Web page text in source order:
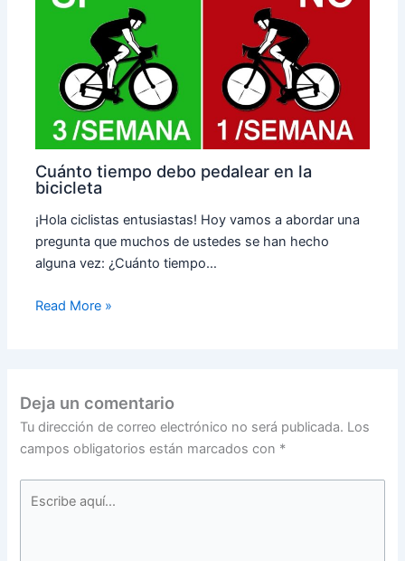
Cuánto tiempo debo pedalear en la
bicicleta
¡Hola ciclistas entusiastas! Hoy vamos a abordar una
pregunta que muchos de ustedes se han hecho
alguna vez: ¿Cuánto tiempo…
Read More »
Deja un comentario
Tu dirección de correo electrónico no será publicada. Los
campos obligatorios están marcados con *
aquí...